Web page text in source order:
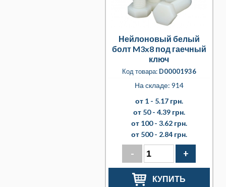
Нейлоновый белый
болт M3x8 под гаечный
ключ
Код товара:D00001936
На складе: 914
от 1 - 5.17 грн.
от 50 - 4.39 грн.
от 100 - 3.62 грн.
от 500 - 2.84 грн.
- +
КУПИТЬ